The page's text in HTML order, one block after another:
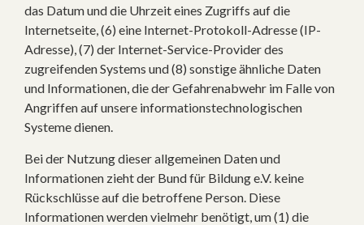
das Datum und die Uhrzeit eines Zugriffs auf die
Internetseite, (6) eine Internet-Protokoll-Adresse (IP-
Adresse), (7) der Internet-Service-Provider des
zugreifenden Systems und (8) sonstige ähnliche Daten
und Informationen, die der Gefahrenabwehr im Falle von
Angriffen auf unsere informationstechnologischen
Systeme dienen.
Bei der Nutzung dieser allgemeinen Daten und
Informationen zieht der Bund für Bildung e.V. keine
Rückschlüsse auf die betroffene Person. Diese
Informationen werden vielmehr benötigt, um (1) die